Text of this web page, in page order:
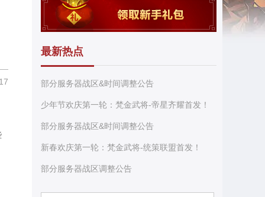
最新热点
部分服务器战区&时间调整公告
少年节欢庆第一轮：梵金武将-帝星齐耀首发！
部分服务器战区&时间调整公告
新春欢庆第一轮：梵金武将-统策联盟首发！
部分服务器战区调整公告